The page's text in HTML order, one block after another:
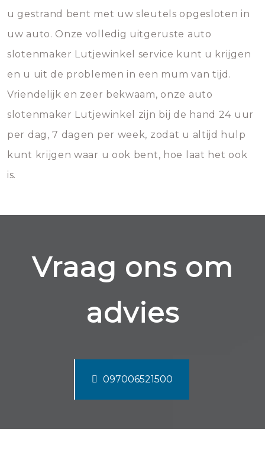
u gestrand bent met uw sleutels opgesloten in
uw auto. Onze volledig uitgeruste auto
slotenmaker Lutjewinkel service kunt u krijgen
en u uit de problemen in een mum van tijd.
Vriendelijk en zeer bekwaam, onze auto
slotenmaker Lutjewinkel zijn bij de hand 24 uur
per dag, 7 dagen per week, zodat u altijd hulp
kunt krijgen waar u ook bent, hoe laat het ook
is.
Vraag ons om
advies
097006521500